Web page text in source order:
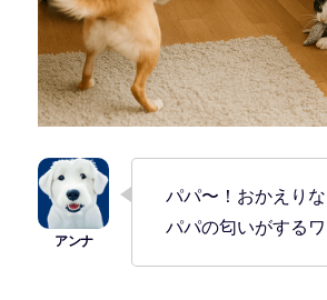
パパ〜！おかえりな
パパの匂いがするワ